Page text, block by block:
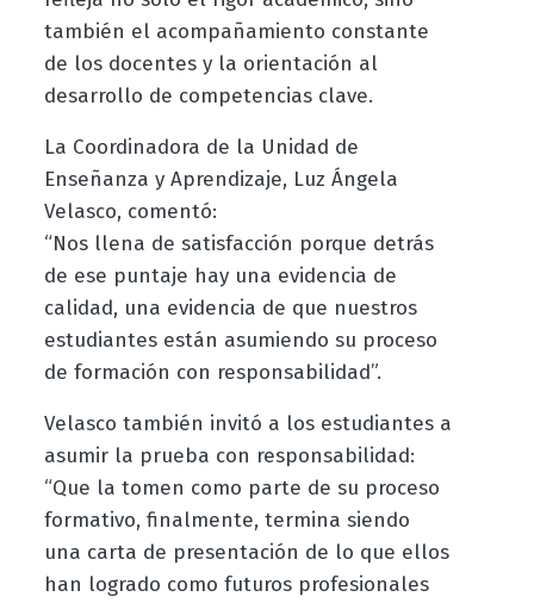
también el acompañamiento constante
de los docentes y la orientación al
desarrollo de competencias clave.
La Coordinadora de la Unidad de
Enseñanza y Aprendizaje, Luz Ángela
Velasco, comentó:
“Nos llena de satisfacción porque detrás
de ese puntaje hay una evidencia de
calidad, una evidencia de que nuestros
estudiantes están asumiendo su proceso
de formación con responsabilidad”.
Velasco también invitó a los estudiantes a
asumir la prueba con responsabilidad:
“Que la tomen como parte de su proceso
formativo, finalmente, termina siendo
una carta de presentación de lo que ellos
han logrado como futuros profesionales